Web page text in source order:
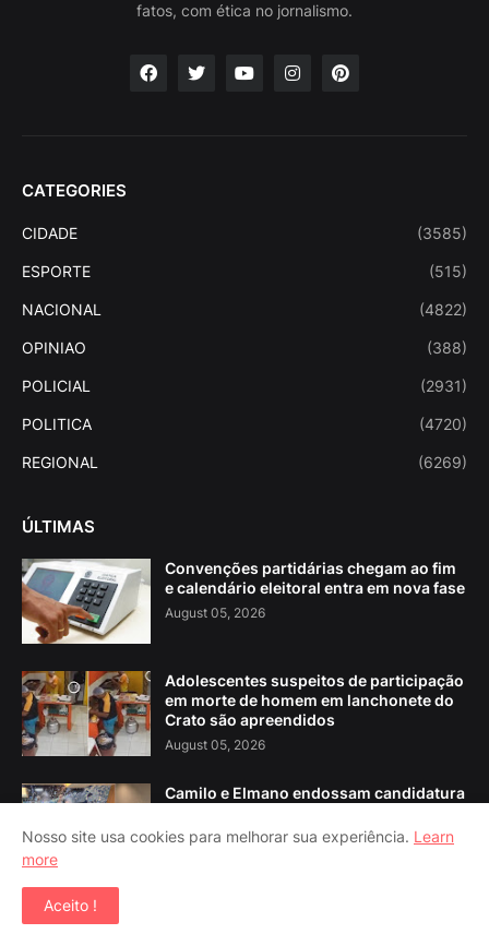
fatos, com ética no jornalismo.
CATEGORIES
CIDADE (3585)
ESPORTE (515)
NACIONAL (4822)
OPINIAO (388)
POLICIAL (2931)
POLITICA (4720)
REGIONAL (6269)
ÚLTIMAS
Convenções partidárias chegam ao fim
e calendário eleitoral entra em nova fase
August 05, 2026
Adolescentes suspeitos de participação
em morte de homem em lanchonete do
Crato são apreendidos
August 05, 2026
Camilo e Elmano endossam candidatura
governo se posiciona contra
POSTAGENS POPULARES
Nosso site usa cookies para melhorar sua experiência. Learn
more
Aceito !